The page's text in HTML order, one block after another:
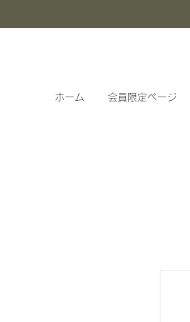
ホーム 会員限定ページ